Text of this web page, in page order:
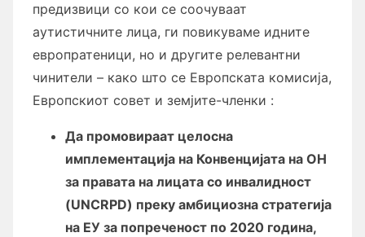
предизвици со кои се соочуваат
аутистичните лица, ги повикуваме идните
европратеници, но и другите релевантни
чинители – како што се Европската комисија,
Европскиот совет и земјите-членки :
Да промовираат целосна
имплементација на Конвенцијата на ОН
за правата на лицата со инвалидност
(UNCRPD) преку амбициозна стратегија
на ЕУ за попреченост по 2020 година,